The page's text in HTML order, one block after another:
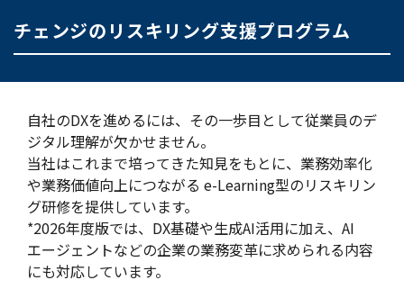
チェンジのリスキリング支援プログラム
自社のDXを進めるには、その一歩目として従業員のデ
ジタル理解が欠かせません。
当社はこれまで培ってきた知見をもとに、業務効率化
や業務価値向上につながる e-Learning型のリスキリン
グ研修を提供しています。
*2026年度版では、DX基礎や生成AI活用に加え、AI
エージェントなどの企業の業務変革に求められる内容
にも対応しています。